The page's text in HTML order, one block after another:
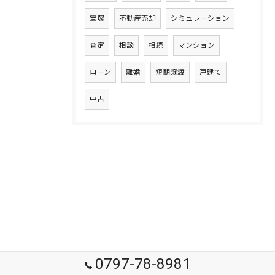
宝塚 不動産売却 シミュレーション
査定 相談 相続 マンション
ローン 離婚 短期譲渡 戸建て
中古
0797-78-8981